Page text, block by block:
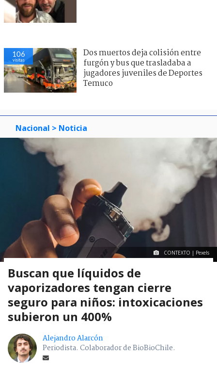
106
visitas
Dos muertos deja colisión entre
furgón y bus que trasladaba a
jugadores juveniles de Deportes
Temuco
Nacional > Noticia
CONTEXTO | Pexels
Buscan que líquidos de
vaporizadores tengan cierre
seguro para niños: intoxicaciones
subieron un 400%
Alejandro Alarcón
Periodista. Colaborador de BioBioChile.